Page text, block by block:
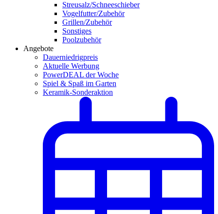
Streusalz/Schneeschieber
Vogelfutter/Zubehör
Grillen/Zubehör
Sonstiges
Poolzubehör
Angebote
Dauerniedrigpreis
Aktuelle Werbung
PowerDEAL der Woche
Spiel & Spaß im Garten
Keramik-Sonderaktion